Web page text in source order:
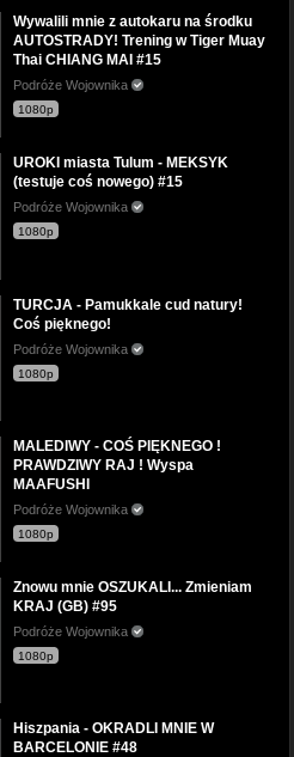
Wywalili mnie z autokaru na środku
AUTOSTRADY! Trening w Tiger Muay
Thai CHIANG MAI #15
Podróże Wojownika
1080p
UROKI miasta Tulum - MEKSYK
(testuje coś nowego) #15
Podróże Wojownika
1080p
TURCJA - Pamukkale cud natury!
Coś pięknego!
Podróże Wojownika
1080p
MALEDIWY - COŚ PIĘKNEGO !
PRAWDZIWY RAJ ! Wyspa
MAAFUSHI
Podróże Wojownika
1080p
Znowu mnie OSZUKALI... Zmieniam
KRAJ (GB) #95
Podróże Wojownika
1080p
Hiszpania - OKRADLI MNIE W
BARCELONIE #48